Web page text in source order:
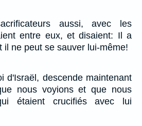
aussi, avec les
entre eux, et disaient: Il a
il ne peut se sauver lui-même!
d'Israël, descende maintenant
nous voyions et que nous
étaient crucifiés avec lui